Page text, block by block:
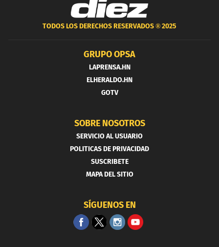
TODOS LOS DERECHOS RESERVADOS ®2025
GRUPO OPSA
LAPRENSA.HN
ELHERALDO.HN
GOTV
SOBRE NOSOTROS
SERVICIO AL USUARIO
POLITICAS DE PRIVACIDAD
SUSCRIBETE
MAPA DEL SITIO
SÍGUENOS EN